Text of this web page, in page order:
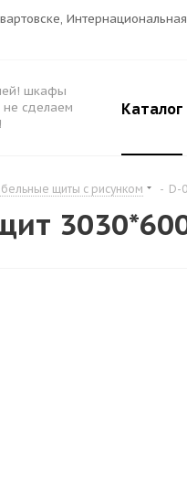
шкафы
сделаем
Каталог
щиты с рисунком - D-